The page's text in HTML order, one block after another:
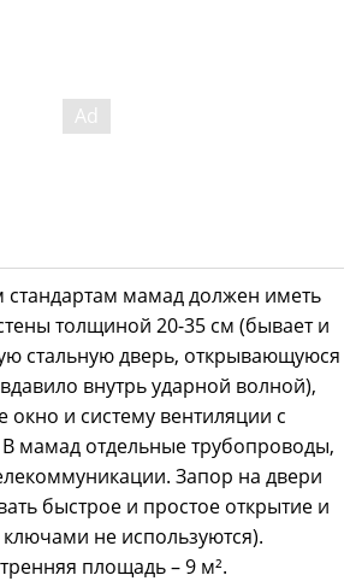
мамад должен иметь
толщиной 20-35 см (бывает и
стальную дверь, открывающуюся
внутрь ударной волной),
окно и систему вентиляции с
мамад отдельные трубопроводы,
Запор на двери
быстрое и простое открытие и
не используются).
площадь – 9 м².